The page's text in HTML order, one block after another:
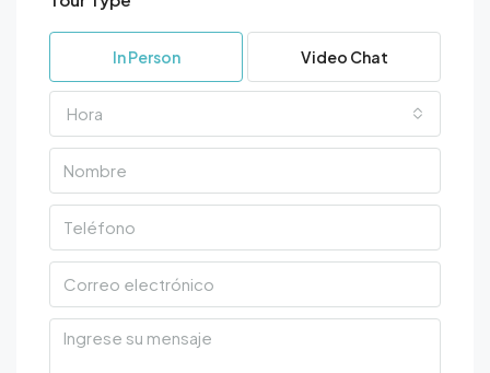
In Person Video Chat
Hora